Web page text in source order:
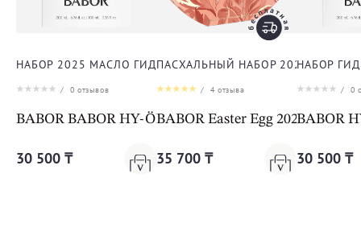
НАБОР 2025 МАСЛО ГИДРОФИЛЬНОЕ ОЧИЩАЮЩЕЕ +
/ 0 отзывов
BABOR BABOR HY-ÖL Cleanser & Phyto Booster
30 500 ₸
ПАСХАЛЬНЫЙ НАБОР 2025 ДЛЯ
/ 4отзыва
BABOR Easter Egg 2025
35 700 ₸
НАБОР
/ 0
BABOR
30 500 ₸